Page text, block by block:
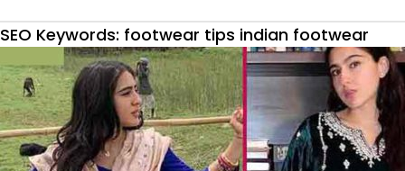
SEO Keywords: footwear tips indian footwear